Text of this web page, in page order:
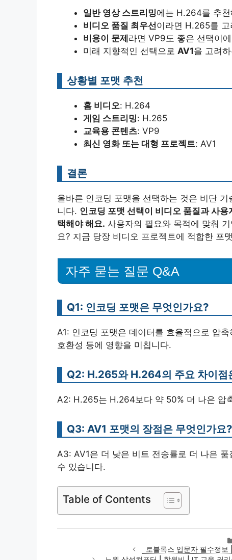
일반 영상 스트리밍에는 H.264를 추천
비디오 품질 최우선이라면 H.265를 고
비용이 문제라면 VP9도 좋은 선택이
미래 지향적인 선택으로 AV1을 고려
상황별 포맷 추천
홈 비디오: H.264
게임 스트리밍: H.265
교육용 콘텐츠: VP9
최신 영화 또는 대형 프로젝트: AV1
결론
올바른 인코딩 포맷을 선택하는 것은 비단
니다. 인코딩 포맷 선택이 비디오 품질과 사
택해야 해요. 사용자의 필요와 목적에 맞춰
요? 지금 당장 비디오 프로젝트에 적합한 포
자주 묻는 질문 Q&A
Q1: 인코딩 포맷은 무엇인가요?
A1: 인코딩 포맷은 데이터를 효율적으로 압
호환성 등에 영향을 미칩니다.
Q2: H.265와 H.264의 주요 차이점
A2: H.265는 H.264보다 약 50% 더 나은 압
Q3: AV1 포맷의 장점은 무엇인가요?
A3: AV1은 더 낮은 비트 전송률로 더 나은
수 있습니다.
Table of Contents
로블록스 입문자 필수정